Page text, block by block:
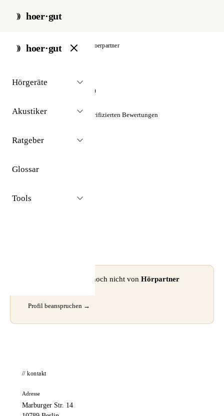
hoer·gut
hoer·gut
Hörgeräte
Akustiker
Ratgeber
Glossar
Tools
start / akustiker / berlin hoerpartner
Hörpartner
☆☆☆☆☆ Noch keine verifizierten Bewertungen
⚠ Dieses Profil wurde noch nicht von Hörpartner
Profil beanspruchen →
// kontakt
Adresse
Marburger Str. 14